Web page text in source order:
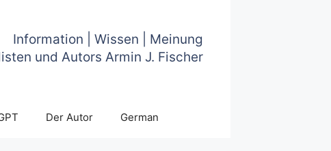
Information | Wissen | Meinung
und Autors Armin J. Fischer
Der Autor German